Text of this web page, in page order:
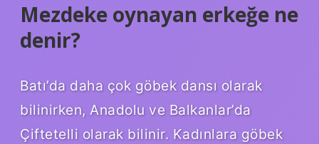
Mezdeke oynayan erkeğe ne
denir?
Batı’da daha çok göbek dansı olarak
bilinirken, Anadolu ve Balkanlar’da
Çiftetelli olarak bilinir. Kadınlara göbek